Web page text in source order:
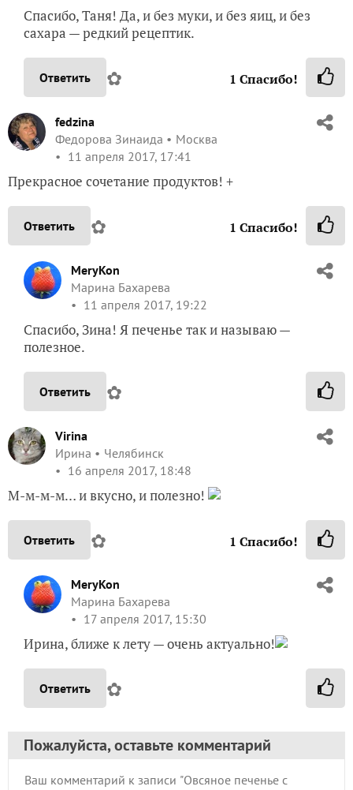
Спасибо, Таня! Да, и без муки, и без яиц, и без
сахара — редкий рецептик.
Ответить ✿ 1 Спасибо!
fedzina
Федорова Зинаида
Москва
11 апреля 2017, 17:41
Прекрасное сочетание продуктов! +
Ответить ✿ 1 Спасибо!
MeryKon
Марина Бахарева
11 апреля 2017, 19:22
Спасибо, Зина! Я печенье так и называю —
полезное.
Ответить ✿
Virina
Ирина
Челябинск
16 апреля 2017, 18:48
М-м-м-м… и вкусно, и полезно!
Ответить ✿ 1 Спасибо!
MeryKon
Марина Бахарева
17 апреля 2017, 15:30
Ирина, ближе к лету — очень актуально!
Ответить ✿
Пожалуйста, оставьте комментарий